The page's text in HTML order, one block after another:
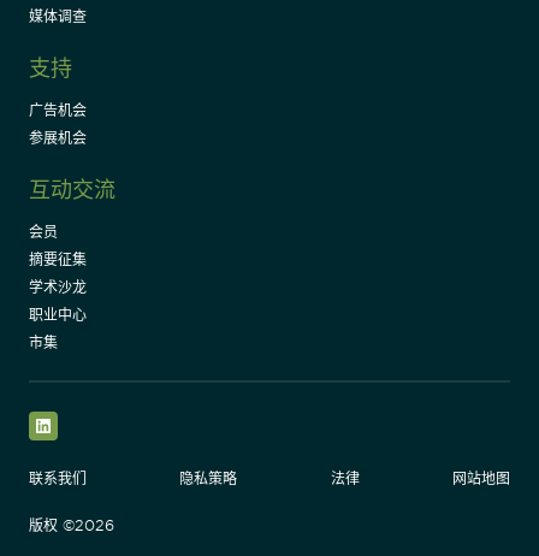
媒体调查
支持
广告机会
参展机会
互动交流
会员
摘要征集
学术沙龙
职业中心
市集
联系我们
隐私策略 法律 网站地图
版权 ©2026